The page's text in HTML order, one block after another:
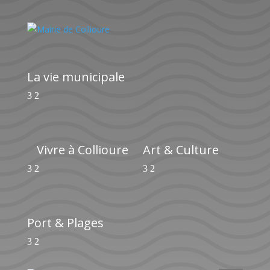
La vie municipale
Vivre à Collioure Art & Culture
Port & Plages